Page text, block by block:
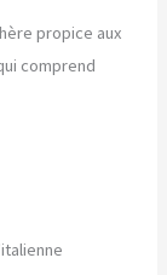
propice aux
comprend